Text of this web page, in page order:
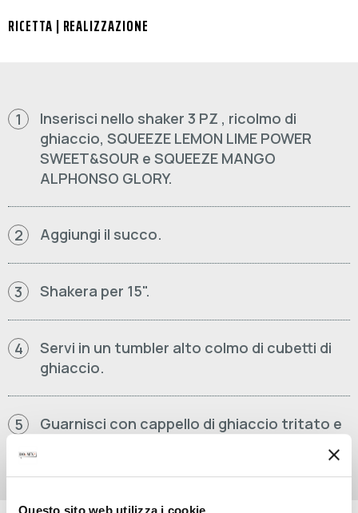
Questo sito web utilizza i cookie
RICETTA | REALIZZAZIONE
1
Inserisci nello shaker 3 PZ , ricolmo di
ghiaccio, SQUEEZE LEMON LIME POWER
SWEET&SOUR e SQUEEZE MANGO
ALPHONSO GLORY.
2 Aggiungi il succo.
3 Shakera per 15".
4
Servi in un tumbler alto colmo di cubetti di
ghiaccio.
5
Guarnisci con cappello di ghiaccio tritato e